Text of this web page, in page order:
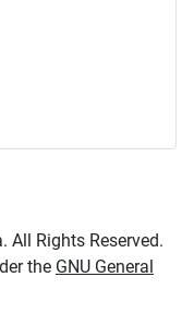
All Rights Reserved.
the GNU General